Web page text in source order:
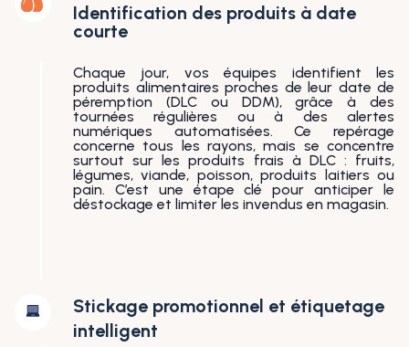
Identification des produits à date
courte
Chaque jour, vos équipes identifient les
produits alimentaires proches de leur date de
péremption (DLC ou DDM), grâce à des
tournées régulières ou à des alertes
numériques automatisées. Ce repérage
concerne tous les rayons, mais se concentre
surtout sur les produits frais à DLC : fruits,
légumes, viande, poisson, produits laitiers ou
pain. C’est une étape clé pour anticiper le
déstockage et limiter les invendus en magasin.
Stickage promotionnel et étiquetage
intelligent